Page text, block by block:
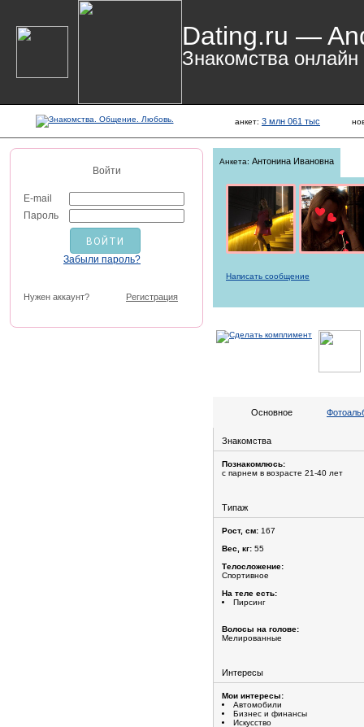
Dating.ru —
Знакомства онлайн
анкет: 3 млн 061 тыс
Войти
E-mail
Пароль
Забыли пароль?
Нужен аккаунт? Регистрация
Анкета: Антонина Ивановна
Написать сообщение
Основное
Знакомства
Познакомлюсь:
с парнем в возрасте 21-40 лет
Типаж
Рост, см: 167
Вес, кг: 55
Телосложение:
Спортивное
На теле есть:
Пирсинг
Волосы на голове:
Мелированные
Интересы
Мои интересы:
Автомобили
Бизнес и финансы
Искусство